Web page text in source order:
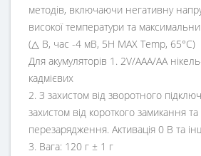
методів, включаючи негативну
високої температури та
(△ В, час -4 мВ, 5H MAX Temp, 65°C)
Для акумуляторів 1. 2V/AAA/AA
кадмієвих
2. З захистом від зворотного
захистом від короткого замикання та
перезарядження. Активація 0 В та
3. Вага: 120 г ± 1 г